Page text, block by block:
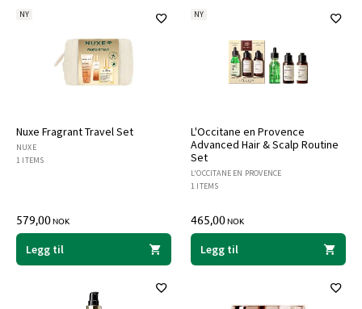
Nuxe Fragrant Travel Set
NY
NUXE
1 ITEMS
579,00NOK
Legg til
L'Occitane en Provence
Advanced Hair & Scalp Routine
Set
NY
L'OCCITANE EN PROVENCE
1 ITEMS
465,00NOK
Legg til